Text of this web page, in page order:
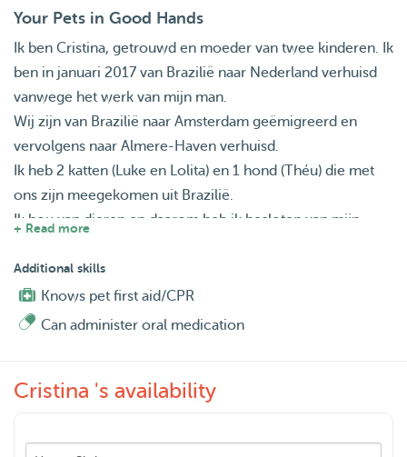
Your Pets in Good Hands
Ik ben Cristina, getrouwd en moeder van twee kinderen. Ik
ben in januari 2017 van Brazilië naar Nederland verhuisd
vanwege het werk van mijn man.
Wij zijn van Brazilië naar Amsterdam geëmigreerd en
vervolgens naar Almere-Haven verhuisd.
Ik heb 2 katten (Luke en Lolita) en 1 hond (Théu) die met
ons zijn meegekomen uit Brazilië.
Ik hou van dieren en daarom heb ik besloten van mijn
Toen ik in Brazilië woonde, was ik lid van een niet-
gouvernementele organisatie voor de bescherming van
dieren.
voedseldonaties en aan de ondersteuning van adopties.
ze wel moest adopteren.
+ Read more
Additional skills
Knows pet first aid/CPR
Can administer oral medication
Cristina 's availability